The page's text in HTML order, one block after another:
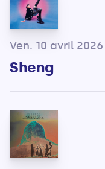
Ven. 10 avril 2026
Sheng